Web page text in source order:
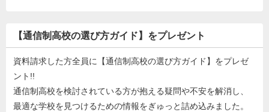
【通信制高校の選び方ガイド】をプレゼント
資料請求した方全員に【通信制高校の選び方ガイド】をプレゼ
ント!!
通信制高校を検討されている方が抱える疑問や不安を解消し、
最適な学校を見つけるための情報をぎゅっと詰め込みました。